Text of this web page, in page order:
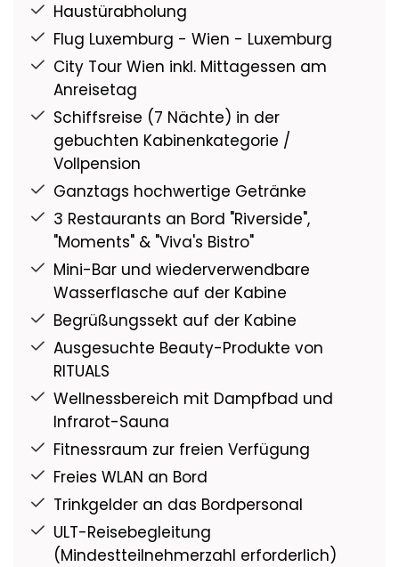
Ein kleiner Kreis von nur 190 Gästen und
grenzenloser Komfort bieten an Bord der VIVA
ENJOY beste Voraussetzungen, um aus jeder
Reise ein unvergessliches Erlebnis zu machen.
Ihre Erinnerungen werden geprägt sein von
einer besonderen Wohlfühlatmosphäre. Von
dem unverwechselbaren Schiffsdesign, das
mit natürlichen Materialien und hellen Farben
die bereisten Flusswelten widerspiegelt. Von
der herzlichen Crew, deren hoher
Serviceanspruch stets oberste Priorität hat.
Von kulinarischen Highlights, die vom
Gourmet-Dinner bis zum Live-Cooking
reichen. Und von Momenten, in denen sich
Spannung und Entspannung auf das
Schönste abwechseln. Freuen Sie sich auf ein
aussergewöhnliches Flusskreuzfahrtschiff!
Haustürabholung
Flug Luxemburg - Wien - Luxemburg
City Tour Wien inkl. Mittagessen am
Anreisetag
Schiffsreise (7 Nächte) in der
gebuchten Kabinenkategorie /
Vollpension
Ganztags hochwertige Getränke
3 Restaurants an Bord "Riverside",
"Moments" & "Viva's Bistro"
Mini-Bar und wiederverwendbare
Wasserflasche auf der Kabine
Begrüßungssekt auf der Kabine
Ausgesuchte Beauty-Produkte von
RITUALS
Wellnessbereich mit Dampfbad und
Infrarot-Sauna
Fitnessraum zur freien Verfügung
Freies WLAN an Bord
Trinkgelder an das Bordpersonal
ULT-Reisebegleitung
(Mindestteilnehmerzahl erforderlich)